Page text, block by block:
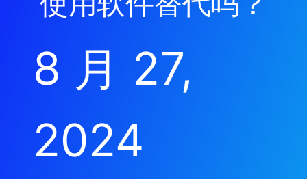
8 月 27,
2024